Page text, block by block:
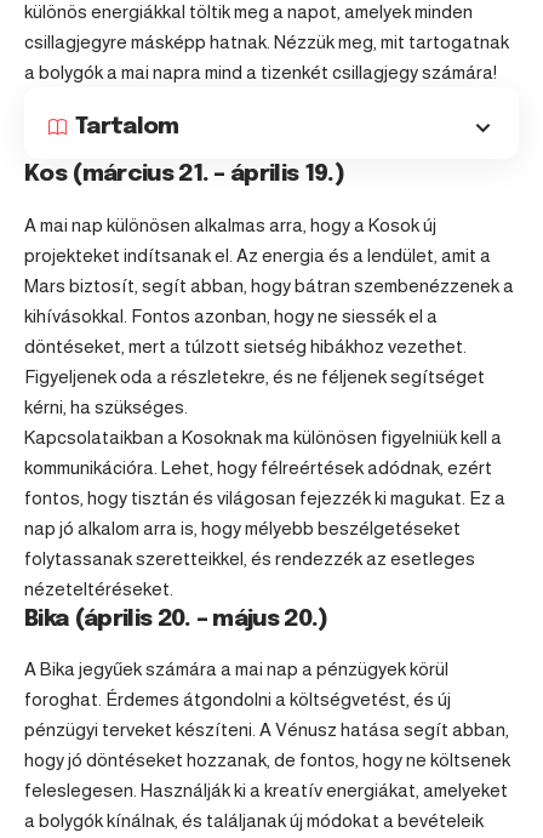
különös energiákkal töltik meg a napot, amelyek minden
csillagjegyre másképp hatnak. Nézzük meg, mit tartogatnak
a bolygók a mai napra mind a tizenkét csillagjegy számára!
Tartalom
Kos (március 21. – április 19.)
A mai nap különösen alkalmas arra, hogy a Kosok új
projekteket indítsanak el. Az energia és a lendület, amit a
Mars biztosít, segít abban, hogy bátran szembenézzenek a
kihívásokkal. Fontos azonban, hogy ne siessék el a
döntéseket, mert a túlzott sietség hibákhoz vezethet.
Figyeljenek oda a részletekre, és ne féljenek segítséget
kérni, ha szükséges.
Kapcsolataikban a Kosoknak ma különösen figyelniük kell a
kommunikációra. Lehet, hogy félreértések adódnak, ezért
fontos, hogy tisztán és világosan fejezzék ki magukat. Ez a
nap jó alkalom arra is, hogy mélyebb beszélgetéseket
folytassanak szeretteikkel, és rendezzék az esetleges
nézeteltéréseket.
Bika (április 20. – május 20.)
A Bika jegyűek számára a mai nap a pénzügyek körül
foroghat. Érdemes átgondolni a költségvetést, és új
pénzügyi terveket készíteni. A Vénusz hatása segít abban,
hogy jó döntéseket hozzanak, de fontos, hogy ne költsenek
feleslegesen. Használják ki a kreatív energiákat, amelyeket
a bolygók kínálnak, és találjanak új módokat a bevételeik